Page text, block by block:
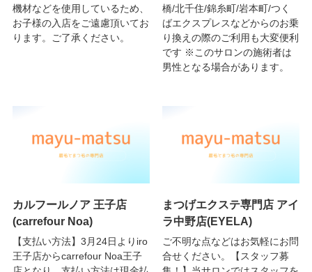
機材などを使用しているため、
お子様の入店をご遠慮頂いてお
ります。ご了承ください。
橋/北千住/錦糸町/岩本町/つく
ばエクスプレスなどからのお乗
り換えの際のご利用も大変便利
です ※このサロンの施術者は
男性となる場合があります。
カルフールノア 王子店
(carrefour Noa)
【支払い方法】3月24日よりiro
王子店からcarrefour Noa王子
まつげエクステ専門店 アイ
ラ中野店(EYELA)
ご不明な点などはお気軽にお問
合せください。【スタッフ募